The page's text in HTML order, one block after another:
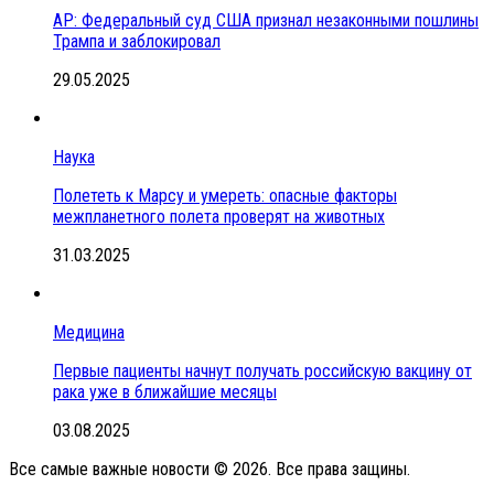
АР: Федеральный суд США признал незаконными пошлины
Трампа и заблокировал
29.05.2025
Наука
Полететь к Марсу и умереть: опасные факторы
межпланетного полета проверят на животных
31.03.2025
Медицина
Первые пациенты начнут получать российскую вакцину от
рака уже в ближайшие месяцы
03.08.2025
Все самые важные новости © 2026. Все права защины.